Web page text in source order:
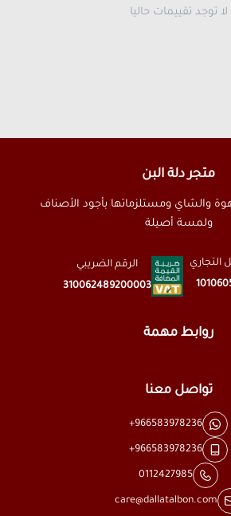
لا توجد تقييمات حاليا
متجر دلة البن
والشاي ومستلزماتها بأجود الأصناف
ولمسة أصيلة
التجاري
الرقم الضريبي
310062489200003
روابط مهمة
تواصل معنا
+966583978236
+966583978236
0112427985
care@dallatalbon.com